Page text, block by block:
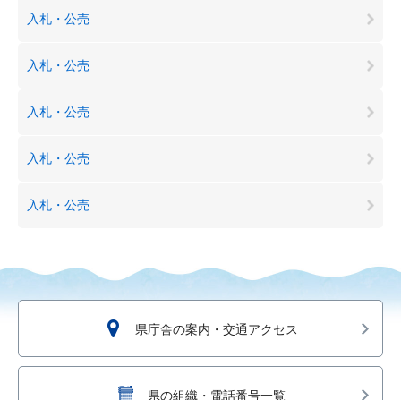
入札・公売
入札・公売
入札・公売
入札・公売
入札・公売
県庁舎の案内・交通アクセス
県の組織・電話番号一覧